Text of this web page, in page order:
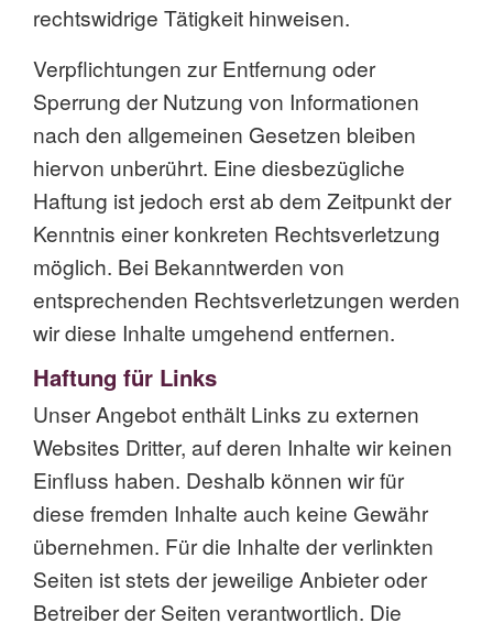
rechtswidrige Tätigkeit hinweisen.
Verpflichtungen zur Entfernung oder
Sperrung der Nutzung von Informationen
nach den allgemeinen Gesetzen bleiben
hiervon unberührt. Eine diesbezügliche
Haftung ist jedoch erst ab dem Zeitpunkt der
Kenntnis einer konkreten Rechtsverletzung
möglich. Bei Bekanntwerden von
entsprechenden Rechtsverletzungen werden
wir diese Inhalte umgehend entfernen.
Haftung für Links
Unser Angebot enthält Links zu externen
Websites Dritter, auf deren Inhalte wir keinen
Einfluss haben. Deshalb können wir für
diese fremden Inhalte auch keine Gewähr
übernehmen. Für die Inhalte der verlinkten
Seiten ist stets der jeweilige Anbieter oder
Betreiber der Seiten verantwortlich. Die